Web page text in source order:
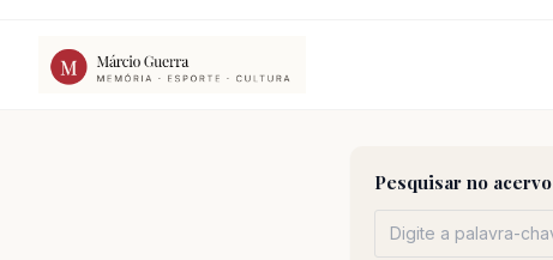
conteúdo
Pesquisar no acervo